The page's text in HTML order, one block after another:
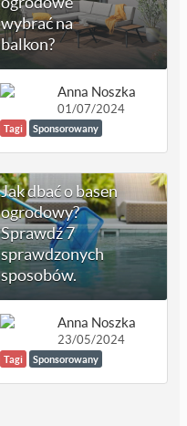
wybrać na
balkon?
Anna Noszka
01/07/2024
Tagi Sponsorowany
Jak dbać o basen
ogrodowy?
Sprawdź 7
sprawdzonych
sposobów.
Anna Noszka
23/05/2024
Tagi Sponsorowany